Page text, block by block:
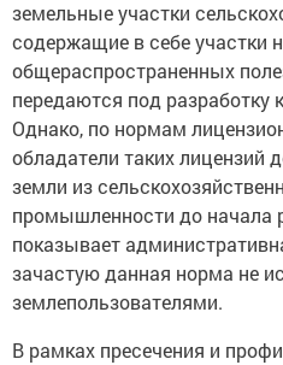
земельные участки
содержащие в себе участки
общераспространенных
передаются под разработку
Однако, по нормам
обладатели таких
земли из
промышленности до начала
показывает
зачастую данная норма не
землепользователями.
В рамках пресечения и